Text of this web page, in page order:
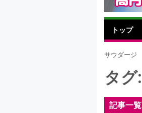
トップ
サウダージ
タグ:
記事一覧